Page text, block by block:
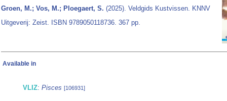
Groen, M.; Vos, M.; Ploegaert, S. (2025). Veldgids Kustvissen. KNNV
Uitgeverij: Zeist. ISBN 9789050118736. 367 pp.
Available in
VLIZ: Pisces [106931]